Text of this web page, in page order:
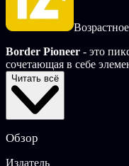
Border Pioneer - это
сочетающая в себе
что окончив академию,
состоятельность,
Встречайте местные
стройте города и
Читать всё
Обзор
Издатель